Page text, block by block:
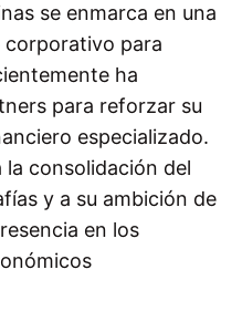
se enmarca en una
corporativo para
ha
para reforzar su
especializado.
la consolidación del
y a su ambición de
en los